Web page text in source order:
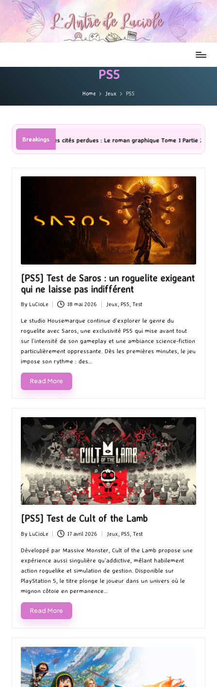
PS5
Home Jeux PS5
Breakings
roman graphique Tome 1 Partie 2 [Série TV] The Madison : J’ai
[PS5] Test de Saros : un roguelite exigeant
qui ne laisse pas indifférent
Posted
by
By LuCioLe 18 mai 2026
Posted
in
Jeux, PS5, Test
Le studio Housemarque continue d’explorer le genre du
roguelite avec Saros, une exclusivité PS5 qui mise avant tout
sur l’intensité de son gameplay et une ambiance science-fiction
particulièrement oppressante. Dès les premières minutes, le jeu
impose son rythme : des…
Read More
[PS5] Test de Cult of the Lamb
Posted
by
By LuCioLe 17 avril 2026
Posted
in
Jeux, PS5, Test
Développé par Massive Monster, Cult of the Lamb propose une
expérience aussi singulière qu’addictive, mêlant habilement
action roguelike et simulation de gestion. Disponible sur
PlayStation 5, le titre plonge le joueur dans un univers où le
mignon côtoie en permanence…
Read More